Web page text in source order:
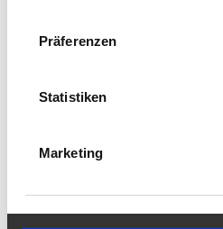
Präferenzen
Statistiken
Marketing